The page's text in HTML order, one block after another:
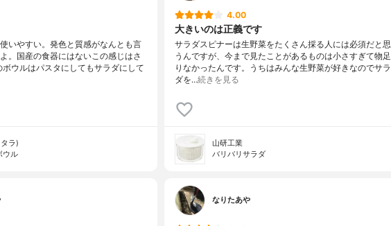
いやすい。発色と質感がなんとも言
。国産の食器にはないこの感じはさ
ウルはパスタにしてもサラダにして
ラ)
ウル
4.00
大きいのは正義です
サラダスピナーは生野菜をたくさん採る人には必須だと思
うんですが、今まで見たことがあるものは小さすぎて物足
りなかったんです。うちはみんな生野菜が好きなのでサラ
ダを…続きを見る
山研工業
バリバリサラダ
なりたあや